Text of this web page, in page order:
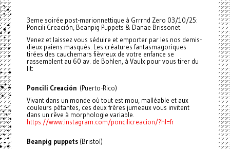
3eme soirée post-marionnettique à Grrrnd Zero 03/10/25:
Poncili Creación, Beanpig Puppets & Danae Brissonet.
Venez et laissez vous séduire et emporter par les nos demis-
dieux paiens masqués. Les créatures fantasmagoriques
tirées des cauchemars fièvreux de votre enfance se
rassemblent au 60 av. de Bohlen, à Vaulx pour vous tirer du
lit:
Poncili Creación (Puerto-Rico)
Vivant dans un monde où tout est mou, malléable et aux
couleurs pétantes, ces deux frères jumeaux vous invitent
dans un rêve à morphologie variable.
https://www.instagram.com/poncilicreacion/?hl=fr
Beanpig puppets (Bristol)